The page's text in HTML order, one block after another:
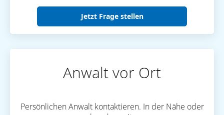
Jetzt Frage stellen
Anwalt vor Ort
Persönlichen Anwalt kontaktieren. In der Nähe oder